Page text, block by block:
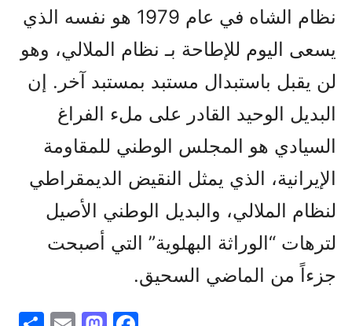
نظام الشاه في عام 1979 هو نفسه الذي
يسعى اليوم للإطاحة بـ نظام الملالي، وهو
لن يقبل باستبدال مستبد بمستبد آخر. إن
البديل الوحيد القادر على ملء الفراغ
السيادي هو المجلس الوطني للمقاومة
الإيرانية، الذي يمثل النقيض الديمقراطي
لنظام الملالي، والبديل الوطني الأصيل
لترهات “الوراثة البهلوية” التي أصبحت
جزءاً من الماضي السحيق.